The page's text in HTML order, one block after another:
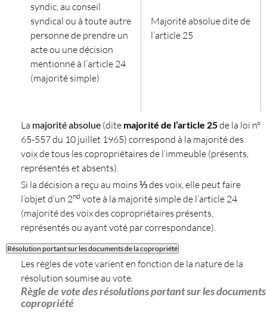
syndic, au conseil
syndical ou à toute autre
personne de prendre un
acte ou une décision
mentionné à l’article 24
(majorité simple)
Majorité absolue dite de
l’article 25
La majorité absolue (dite majorité de l’article 25de la loi n°
65-557 du 10 juillet 1965) correspond à la majorité des
voix de tous les copropriétaires de l’immeuble (présents,
représentés et absents).
Si la décision a reçu au moins ⅓ des voix, elle peut faire
l’objet d’un 2nd vote à la majorité simple de l’article 24
(majorité des voix des copropriétaires présents,
représentés ou ayant voté par correspondance).
Résolution portant sur les documents de la copropriété
Les règles de vote varient en fonction de la nature de la
résolution soumise au vote.
Règle de vote des résolutions portant sur les
copropriété